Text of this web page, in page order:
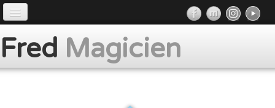
Préface
Fred Magicien